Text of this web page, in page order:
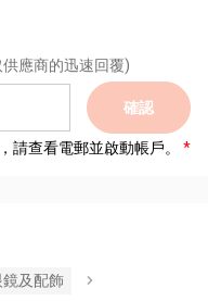
應商的迅速回覆)
確認
請查看電郵並啟動帳戶。
及配飾